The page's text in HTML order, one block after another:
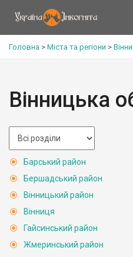
Головна > Міста та регіони >
Вінницька
Барський район
Бершадський район
Вінницький район
Вінниця
Гайсинський район
Жмеринський район